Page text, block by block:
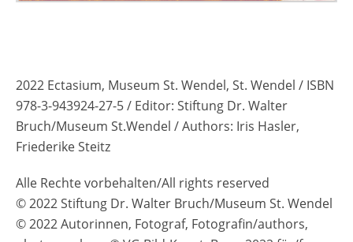
2022 Ectasium, Museum St. Wendel, St. Wendel / ISBN
978-3-943924-27-5 / Editor: Stiftung Dr. Walter
Bruch/Museum St.Wendel / Authors: Iris Hasler,
Friederike Steitz
Alle Rechte vorbehalten/All rights reserved
© 2022 Stiftung Dr. Walter Bruch/Museum St. Wendel
© 2022 Autorinnen, Fotograf, Fotografin/authors,